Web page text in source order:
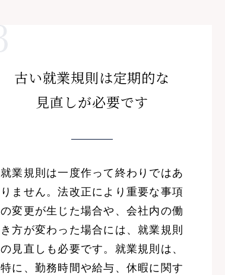
古い就業規則は定期的な
見直しが必要です
就業規則は一度作って終わりではあ
りません。法改正により重要な事項
の変更が生じた場合や、会社内の働
き方が変わった場合には、就業規則
の見直しも必要です。就業規則は、
特に、勤務時間や給与、休暇に関す